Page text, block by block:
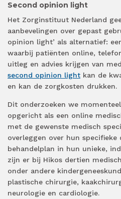
Second opinion light
Het Zorginstituut Nederland
aanbevelingen over gepast
opinion light’ als alternatief:
waarbij patiënten online,
uitleg en advies krijgen van
second opinion light kan de
en kan de zorgkosten drukken.
Dit onderzoeken we
opgericht als een online
met de gewenste medisch
overleggen over hun
behandelplan in hun unieke,
zijn er bij Hikos dertien
onder andere
plastische chirurgie,
neurologie en cardiologie.